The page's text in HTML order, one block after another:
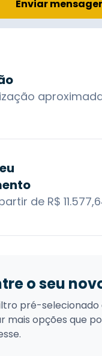
Enviar
de R$
o seu
pré-
mais opções que